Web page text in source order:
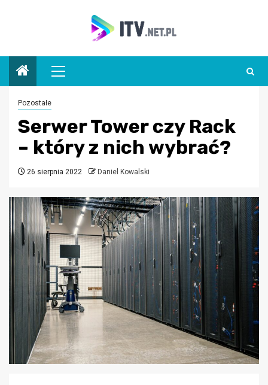
Menu
główne
Pozostałe
Serwer Tower czy Rack
– który z nich wybrać?
26 sierpnia 2022 Daniel Kowalski